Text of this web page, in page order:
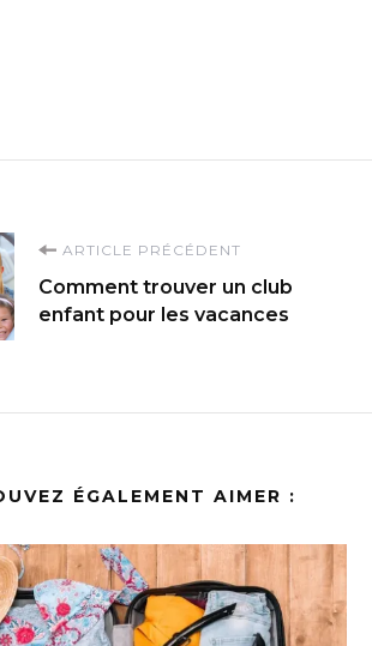
ARTICLE PRÉCÉDENT
Comment trouver un club
enfant pour les vacances
ÉGALEMENT AIMER :